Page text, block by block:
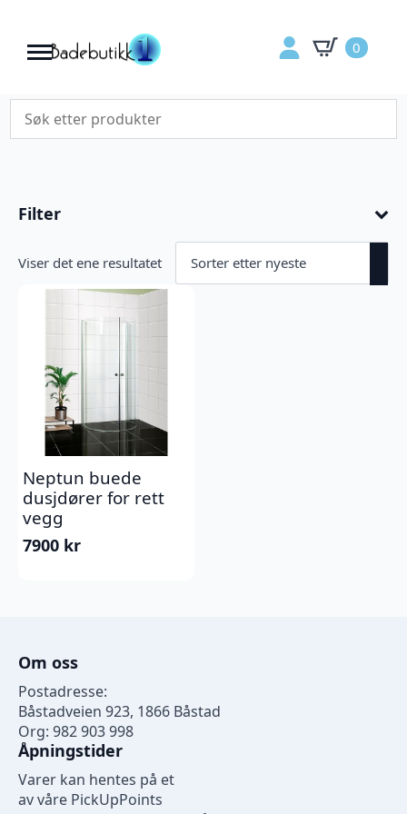
0
Filter
Viser det ene resultatet
Neptun buede
dusjdører for rett
vegg
7900 kr
Om oss
Postadresse:
Båstadveien 923, 1866 Båstad
Org: 982 903 998
Åpningstider
Varer kan hentes på et
av våre PickUpPoints